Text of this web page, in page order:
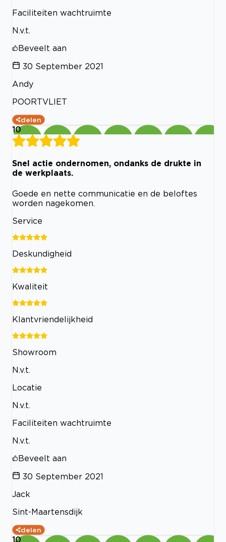
Faciliteiten wachtruimte
N.v.t.
Beveelt aan
30 September 2021
Andy
POORTVLIET
delen
10
Snel actie ondernomen, ondanks de drukte in
de werkplaats.
Goede en nette communicatie en de beloftes
worden nagekomen.
Service
Deskundigheid
Kwaliteit
Klantvriendelijkheid
Showroom
N.v.t.
Locatie
N.v.t.
Faciliteiten wachtruimte
N.v.t.
Beveelt aan
30 September 2021
Jack
Sint-Maartensdijk
delen
10